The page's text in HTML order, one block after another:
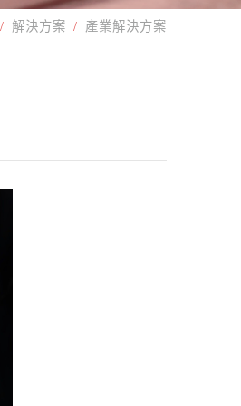
解決方案 產業解決方案